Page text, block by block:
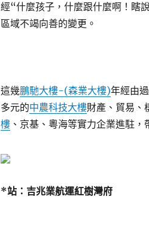
經“什麼孩子，什麼跟什麼啊！瞎
區域不竭向善的變更。
這幾鵬馳大樓-(森業大樓)年經由
多元的中農科技大樓財產、貿易、
樓 、京基、粵海等實力企業進駐
*站：吉兆業航運紅樹灣府